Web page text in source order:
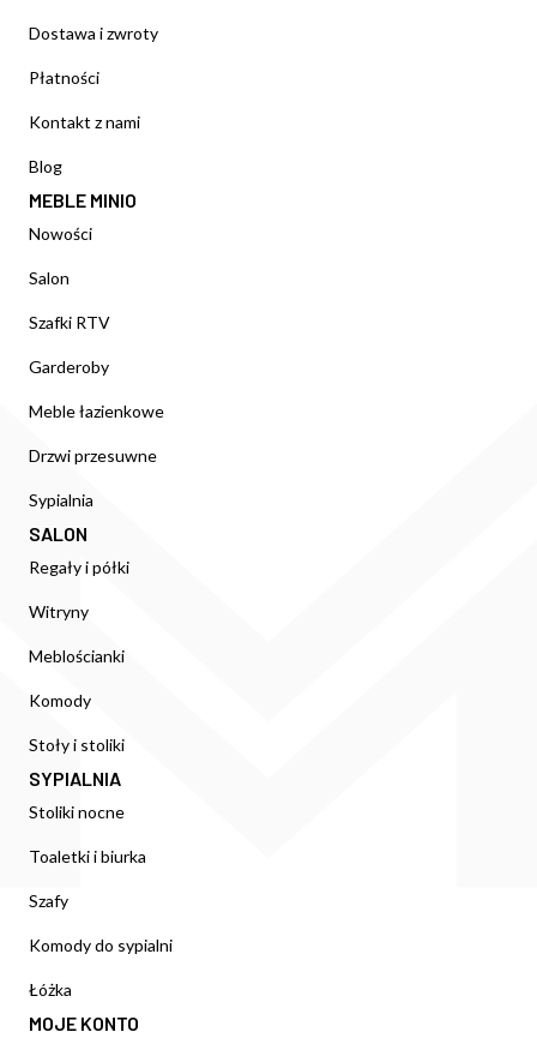
Dostawa i zwroty
Płatności
Kontakt z nami
Blog
MEBLE MINIO
Nowości
Salon
Szafki RTV
Garderoby
Meble łazienkowe
Drzwi przesuwne
Sypialnia
SALON
Regały i półki
Witryny
Meblościanki
Komody
Stoły i stoliki
SYPIALNIA
Stoliki nocne
Toaletki i biurka
Szafy
Komody do sypialni
Łóżka
MOJE KONTO